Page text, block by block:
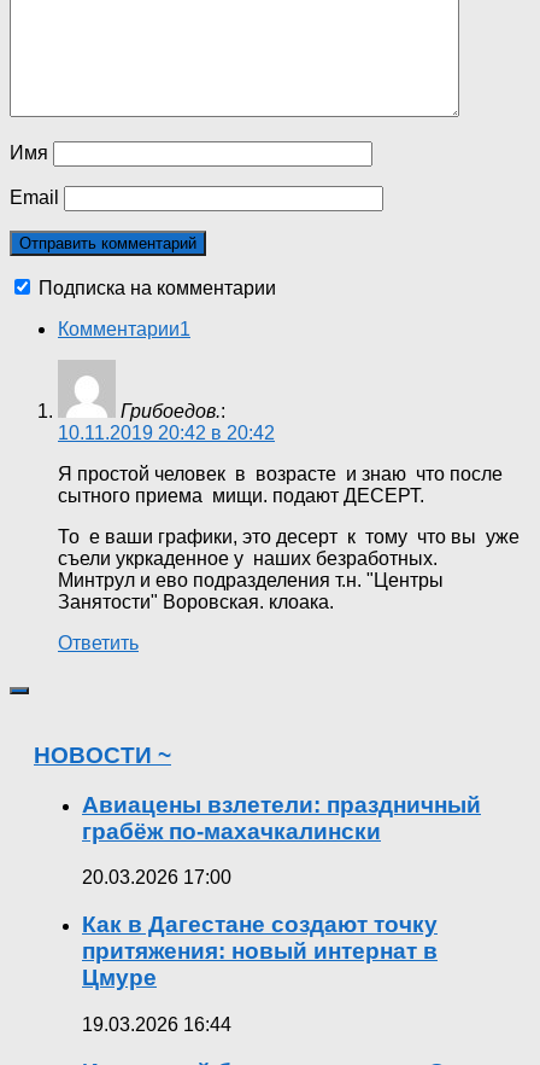
Имя
Email
Подписка на комментарии
Комментарии1
Грибоедов.:
10.11.2019 20:42 в 20:42
Я простой человек в возрасте и знаю что после
сытного приема мищи. подают ДЕСЕРТ.
То е ваши графики, это десерт к тому что вы уже
съели укркаденное у наших безработных.
Минтрул и ево подразделения т.н. "Центры
Занятости" Воровская. клоака.
Ответить
НОВОСТИ ~
Авиацены взлетели: праздничный
грабёж по-махачкалински
20.03.2026 17:00
Как в Дагестане создают точку
притяжения: новый интернат в
Цмуре
19.03.2026 16:44